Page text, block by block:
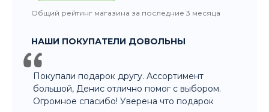
Общий рейтинг магазина за последние 3 месяца
НАШИ ПОКУПАТЕЛИ ДОВОЛЬНЫ
Покупали подарок другу. Ассортимент
большой, Денис отлично помог с выбором.
Огромное спасибо! Уверена что подарок